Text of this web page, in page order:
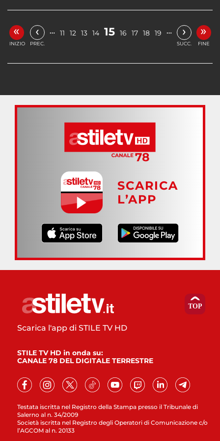
«
INIZIO
‹
PREC.
… 11 12 13 14 15 16 17 18 19 … ›
SUCC.
»
FINE
SCARICA
L’APP
Testata iscritta nel Registro della Stampa presso il Tribunale di
Salerno al n. 34/2009
Società iscritta nel Registro degli Operatori di Comunicazione c/o
l’AGCOM al n. 20133
Scarica l'app di STILE TV HD
STILE TV HD in onda su:
CANALE 78 DEL DIGITALE TERRESTRE